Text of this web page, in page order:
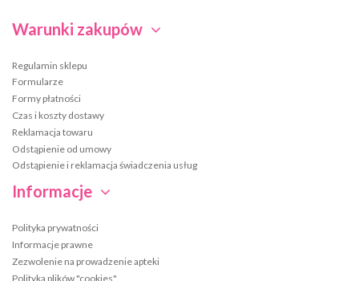
Warunki zakupów
Regulamin sklepu
Formularze
Formy płatności
Czas i koszty dostawy
Reklamacja towaru
Odstąpienie od umowy
Odstąpienie i reklamacja świadczenia usług
Informacje
Polityka prywatności
Informacje prawne
Zezwolenie na prowadzenie apteki
Polityka plików "cookies"